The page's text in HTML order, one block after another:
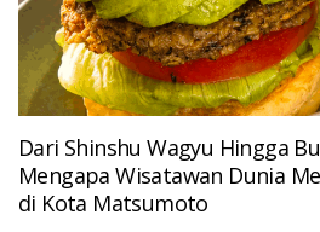
Dari Shinshu Wagyu Hingga
Mengapa Wisatawan Dunia
di Kota Matsumoto